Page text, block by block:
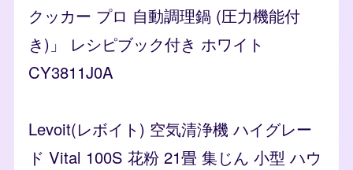
クッカー プロ 自動調理鍋 (圧力機能付
き)」 レシピブック付き ホワイト
CY3811J0A
Levoit(レボイト) 空気清浄機 ハイグレー
ド Vital 100S 花粉 21畳 集じん 小型 ハウ